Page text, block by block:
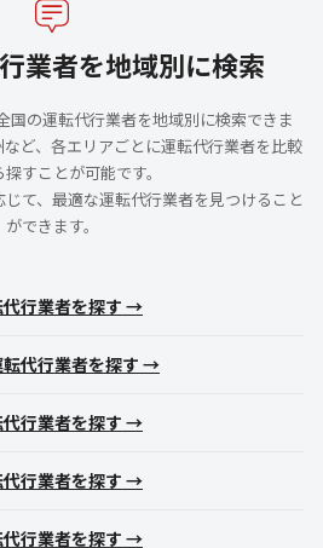
業者を地域別に検索
国の運転代行業者を地域別に検索できま
ど、各エリアごとに運転代行業者を比較
探すことが可能です。
て、最適な運転代行業者を見つけること
ができます。
行業者を探す →
代行業者を探す →
行業者を探す →
代行業者を探す →
行業者を探す →